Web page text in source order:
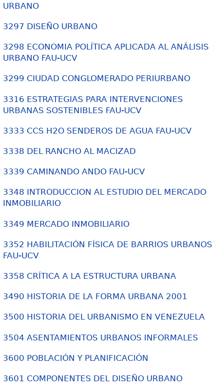
URBANO
3297 DISEÑO URBANO
3298 ECONOMIA POLÍTICA APLICADA AL ANÁLISIS
URBANO FAU-UCV
3299 CIUDAD CONGLOMERADO PERIURBANO
3316 ESTRATEGIAS PARA INTERVENCIONES
URBANAS SOSTENIBLES FAU-UCV
3333 CCS H2O SENDEROS DE AGUA FAU-UCV
3338 DEL RANCHO AL MACIZAD
3339 CAMINANDO ANDO FAU-UCV
3348 INTRODUCCION AL ESTUDIO DEL MERCADO
INMOBILIARIO
3349 MERCADO INMOBILIARIO
3352 HABILITACIÓN FÍSICA DE BARRIOS URBANOS
FAU-UCV
3358 CRÍTICA A LA ESTRUCTURA URBANA
3490 HISTORIA DE LA FORMA URBANA 2001
3500 HISTORIA DEL URBANISMO EN VENEZUELA
3504 ASENTAMIENTOS URBANOS INFORMALES
3600 POBLACIÓN Y PLANIFICACIÓN
3601 COMPONENTES DEL DISEÑO URBANO